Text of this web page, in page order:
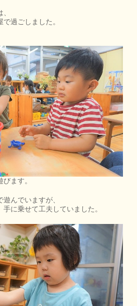
過ごしました。
ます。
んでいますが、
に乗せて工夫していました。